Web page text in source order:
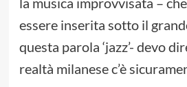
essere inserita sotto il
questa parola ‘jazz’- devo
realtà milanese c’è